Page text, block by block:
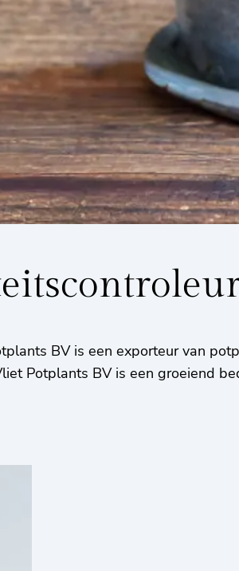
BV is een exporteur van
Potplants BV is een groeiend